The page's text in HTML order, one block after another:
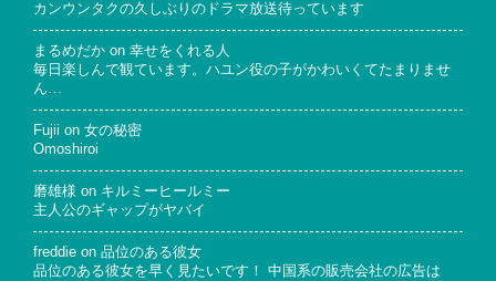
カンウンタクの久しぶりのドラマ放送待っています
まるめだか on 幸せをくれる人
毎日楽しんで観ています。ハユン役の子がかわいくてたまりませ
ん…
Fujii on 女の秘密
Omoshiroi
磨雄様 on キルミーヒールミー
主人公のギャップがヤバイ
freddie on 品位のある彼女
品位のある彼女を早く見たいです！ 中国系の販売会社の広告は